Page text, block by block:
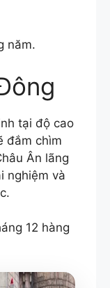
năm.
tại độ cao
đắm chìm
Ân lãng
nghiệm và
12 hàng